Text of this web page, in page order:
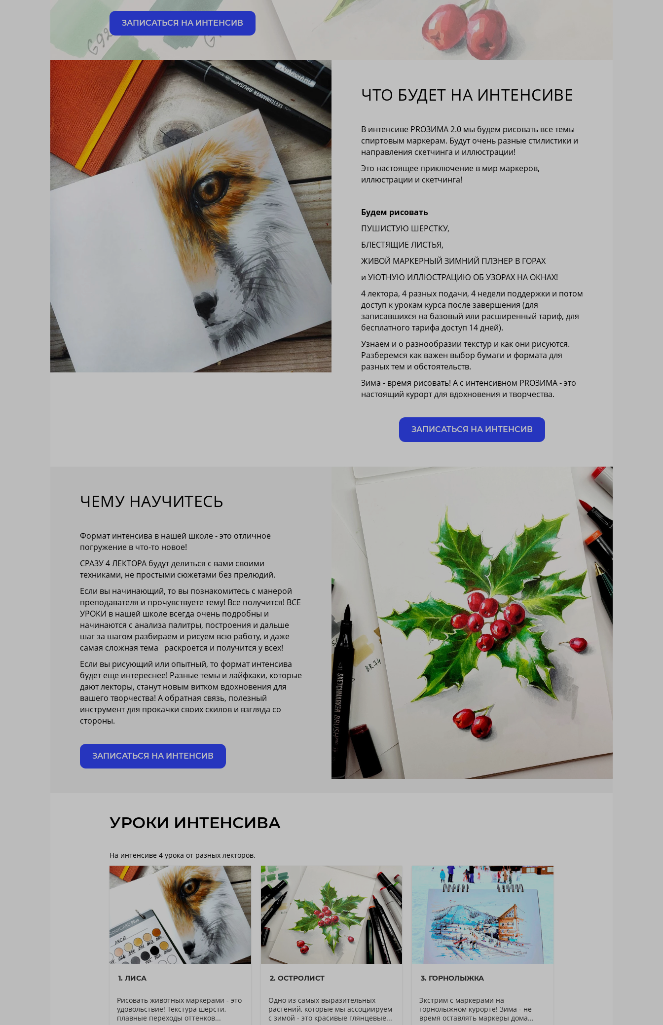
ЗАПИСАТЬСЯ НА ИНТЕНСИВ
ЧТО БУДЕТ НА ИНТЕНСИВЕ
В интенсиве PROЗИМА 2.0 мы будем рисовать все темы
спиртовым маркерам. Будут очень разные стилистики и
направления скетчинга и иллюстрации!
Это настоящее приключение в мир маркеров,
иллюстрации и скетчинга!
Будем рисовать
ПУШИСТУЮ ШЕРСТКУ,
БЛЕСТЯЩИЕ ЛИСТЬЯ,
ЖИВОЙ МАРКЕРНЫЙ ЗИМНИЙ ПЛЭНЕР В ГОРАХ
и УЮТНУЮ ИЛЛЮСТРАЦИЮ ОБ УЗОРАХ НА ОКНАХ!
4 лектора, 4 разных подачи, 4 недели поддержки и потом
доступ к урокам курса после завершения (для
записавшихся на базовый или расширенный тариф, для
бесплатного тарифа доступ 14 дней).
Узнаем и о разнообразии текстур и как они рисуются.
Разберемся как важен выбор бумаги и формата для
разных тем и обстоятельств.
Зима - время рисовать! А с интенсивном PROЗИМА - это
настоящий курорт для вдохновения и творчества.
ЗАПИСАТЬСЯ НА ИНТЕНСИВ
ЧЕМУ НАУЧИТЕСЬ
Формат интенсива в нашей школе - это отличное
погружение в что-то новое!
СРАЗУ 4 ЛЕКТОРА будут делиться с вами своими
техниками, не простыми сюжетами без прелюдий.
Если вы начинающий, то вы познакомитесь с манерой
преподавателя и прочувствуете тему! Все получится! ВСЕ
УРОКИ в нашей школе всегда очень подробны и
начинаются с анализа палитры, построения и дальше
шаг за шагом разбираем и рисуем всю работу, и даже
самая сложная тема раскроется и получится у всех!
Если вы рисующий или опытный, то формат интенсива
будет еще интереснее! Разные темы и лайфхаки, которые
дают лекторы, станут новым витком вдохновения для
вашего творчества! А обратная связь, полезный
инструмент для прокачки своих скилов и взгляда со
стороны.
ЗАПИСАТЬСЯ НА ИНТЕНСИВ
УРОКИ ИНТЕНСИВА
На интенсиве 4 урока от разных лекторов.
1. ЛИСА
Рисовать животных маркерами - это
удовольствие! Текстура шерсти,
плавные переходы оттенков...
2. ОСТРОЛИСТ
Одно из самых выразительных
растений, которые мы ассоциируем
с зимой - это красивые глянцевые...
3. ГОРНОЛЫЖКА
Экстрим с маркерами на
горнолыжном курорте! Зима - не
время оставлять маркеры дома...